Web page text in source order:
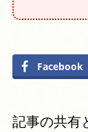
Facebook
記事の共有